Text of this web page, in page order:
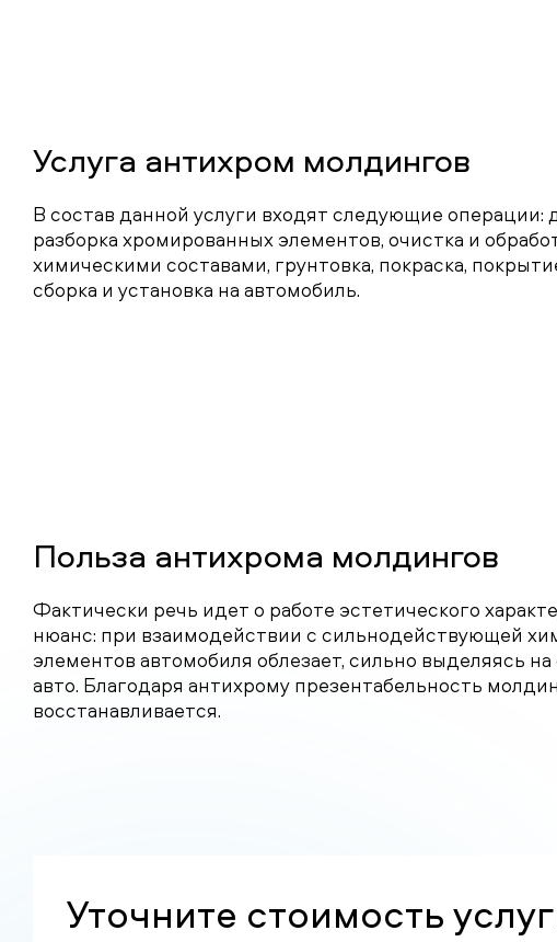
Услуга антихром молдингов
В состав данной услуги входят следующие операции:
разборка хромированных элементов, очистка и
химическими составами, грунтовка, покраска,
сборка и установка на автомобиль.
Польза антихрома молдингов
Фактически речь идет о работе эстетического
нюанс: при взаимодействии с сильнодействующей
элементов автомобиля облезает, сильно выделяясь на
авто. Благодаря антихрому презентабельность
восстанавливается.
Уточните стоимость